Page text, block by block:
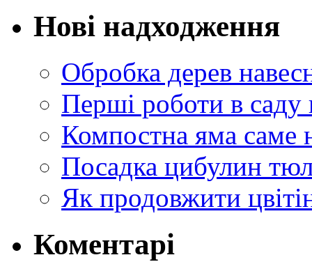
Нові надходження
Обробка дерев
Перші роботи в саду
Компостна яма саме
Посадка цибулин
Як продовжити
Коментарі